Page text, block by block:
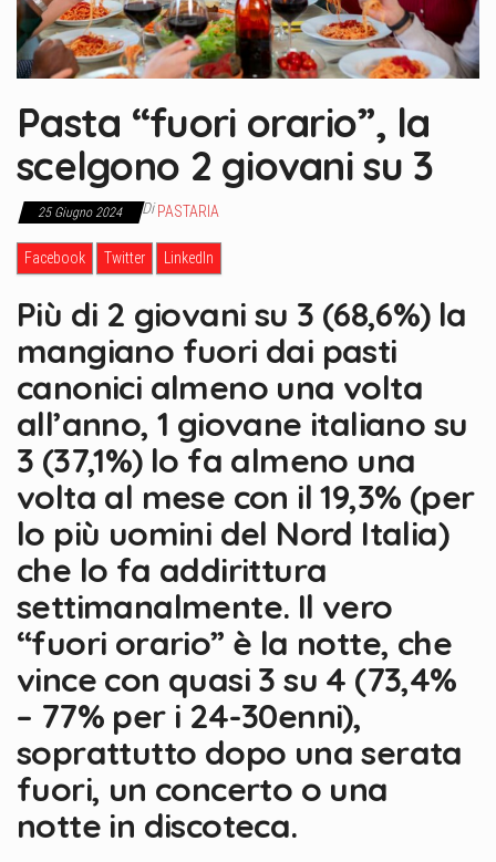
Pasta “fuori orario”, la
scelgono 2 giovani su 3
25 Giugno 2024 Di PASTARIA
Facebook Twitter LinkedIn
Più di 2 giovani su 3 (68,6%) la
mangiano fuori dai pasti
canonici almeno una volta
all’anno, 1 giovane italiano su
3 (37,1%) lo fa almeno una
volta al mese con il 19,3% (per
lo più uomini del Nord Italia)
che lo fa addirittura
settimanalmente. Il vero
“fuori orario” è la notte, che
vince con quasi 3 su 4 (73,4%
– 77% per i 24-30enni),
soprattutto dopo una serata
fuori, un concerto o una
notte in discoteca.